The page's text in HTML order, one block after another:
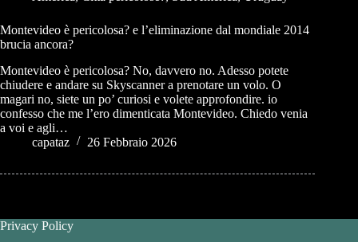
Montevideo è pericolosa? e l’eliminazione dal mondiale 2014
brucia ancora?
Montevideo è pericolosa? No, davvero no. Adesso potete
chiudere e andare su Skyscanner a prenotare un volo. O
magari no, siete un po’ curiosi e volete approfondire. io
confesso che me l’ero dimenticata Montevideo. Chiedo venia
a voi e agli…
capataz
26 Febbraio 2026
Privacy Policy